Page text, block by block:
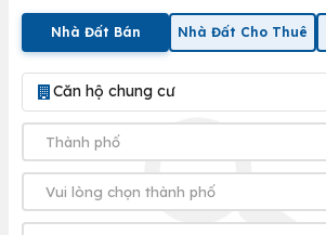
Nhà Đất Bán Nhà Đất Cho Thuê
Căn hộ chung cư